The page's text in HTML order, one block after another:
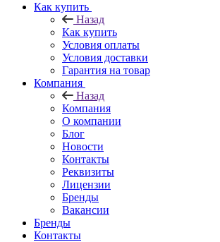
Как купить
Назад
Как купить
Условия оплаты
Условия доставки
Гарантия на товар
Компания
Назад
Компания
О компании
Блог
Новости
Контакты
Реквизиты
Лицензии
Бренды
Вакансии
Бренды
Контакты